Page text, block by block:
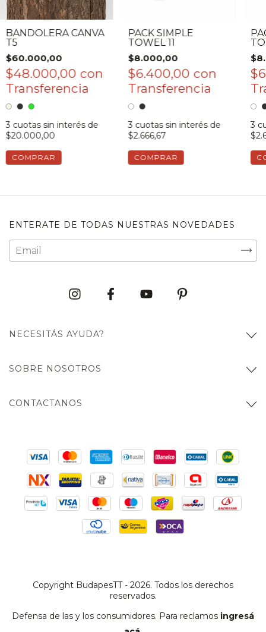
BANDOLERA CANVA
T5
$60.000,00
$48.000,00 con
3 cuotas sin interés de
$20.000,00
COMPRAR
PACK SIMPLE
TOWEL 11
$8.000,00
$6.400,00 con
3 cuotas sin interés de
$2.666,67
COMPRAR
3
ENTERATE DE TODAS NUESTRAS NOVEDADES
NECESITÁS AYUDA?
SOBRE NOSOTROS
CONTACTANOS
Copyright BudapesTT - 2026. Todos los derechos
reservados.
Defensa de las y los consumidores. Para reclamos ingresá